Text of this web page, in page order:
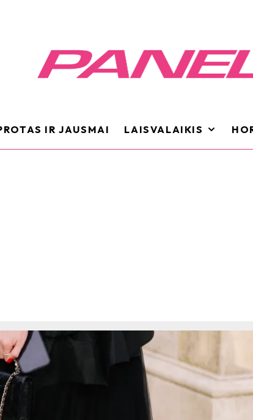
IR JAUSMAI LAISVALAIKIS